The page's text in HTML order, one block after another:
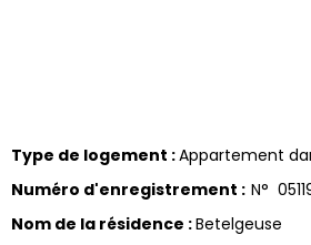
Type de logement :Appartement
Numéro d'enregistrement : N°
Nom de la résidence :Betelgeuse